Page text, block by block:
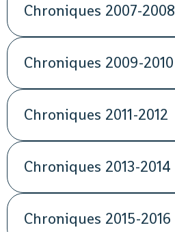
Chroniques 2007-2008
Chroniques 2009-2010
Chroniques 2011-2012
Chroniques 2013-2014
Chroniques 2015-2016